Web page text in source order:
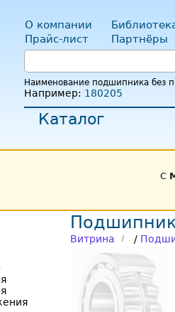
О компании
Прайс-лист
Партнёры
Наименование подшипника без
Например: 180205
Каталог
С
Витрина /